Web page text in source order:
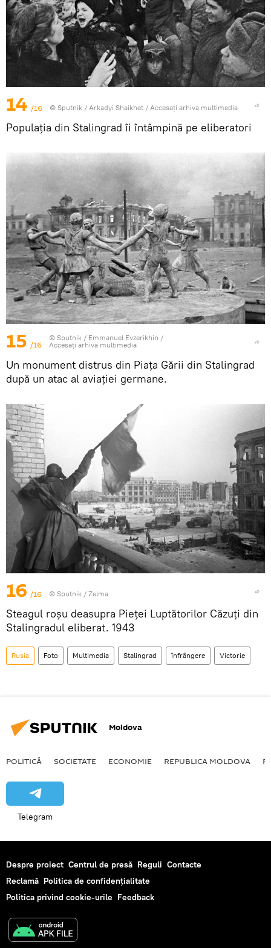
14 /16 © Sputnik / Arkadyi Shaikhet / Accesați arhiva multimedia
Populația din Stalingrad îi întâmpină pe eliberatori
15 /16
© Sputnik / Emmanuel Evzerikhin /
Accesați arhiva multimedia
Un monument distrus din Piața Gării din Stalingrad
după un atac al aviației germane.
16 /16 © Sputnik / Zelma
Steagul roșu deasupra Pieței Luptătorilor Căzuți din
Stalingradul eliberat. 1943
Rusia Foto Multimedia Stalingrad înfrângere Victorie
Moldova
POLITICĂ SOCIETATE ECONOMIE REPUBLICA MOLDOVA
Telegram
Despre proiect Centrul de presă Reguli Contacte
Reclamă Politica de confidențialitate
Politica privind cookie-urile Feedback